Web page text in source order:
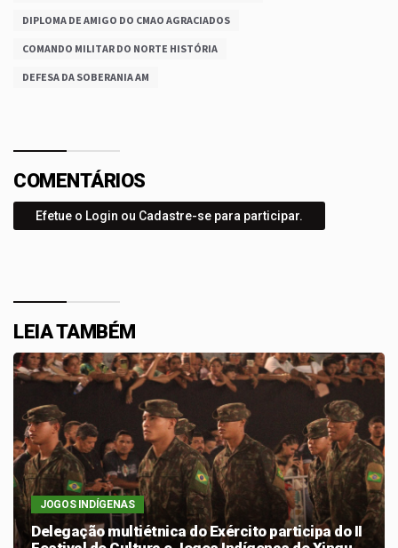
DIPLOMA DE AMIGO DO CMAO AGRACIADOS
COMANDO MILITAR DO NORTE HISTÓRIA
DEFESA DA SOBERANIA AM
COMENTÁRIOS
Efetue o Login ou Cadastre-se para participar.
LEIA TAMBÉM
JOGOS INDÍGENAS
Delegação multiétnica do Exército participa do II